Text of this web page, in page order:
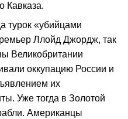
Кавказа.
турок «убийцами
Ллойд Джордж, так
Великобритании
оккупацию России и
их
Уже тогда в Золотой
Американцы